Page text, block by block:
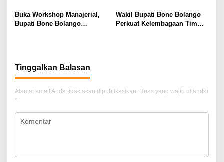
ke Tipidkor Polres Bone
Bolango
Toto Utara Disorot
​Buka Workshop Manajerial,
Bupati Bone Bolango
Wakil Bupati Bone Bolango
Perkuat Kelembagaan Tim
Tinggalkan Balasan
Alamat email Anda tidak akan dipublikasikan. Ruas yang wajib ditandai
*